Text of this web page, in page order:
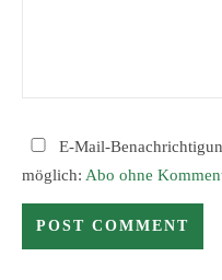
E-Mail-
möglich: Abo ohne